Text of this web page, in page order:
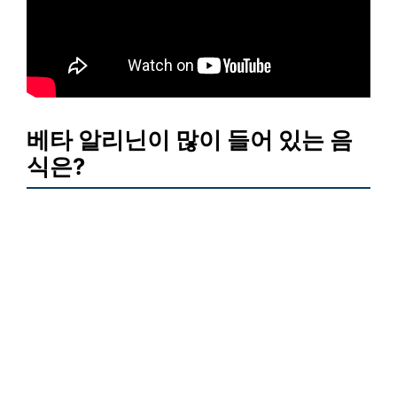
베타 알리닌이 많이 들어 있는 음
식은?